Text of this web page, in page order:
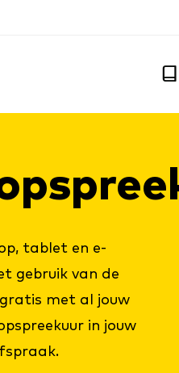
tablet en e-
gebruik van de
gratis met al jouw
in jouw